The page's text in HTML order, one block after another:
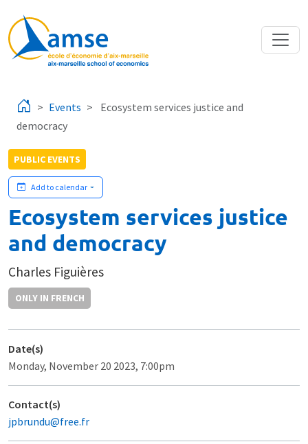
Events
Ecosystem services justice and
democracy
PUBLIC EVENTS
Add to calendar
Ecosystem services justice
and democracy
Charles Figuières
ONLY IN FRENCH
Date(s)
Monday, November 20 2023, 7:00pm
Contact(s)
jpbrundu@free.fr